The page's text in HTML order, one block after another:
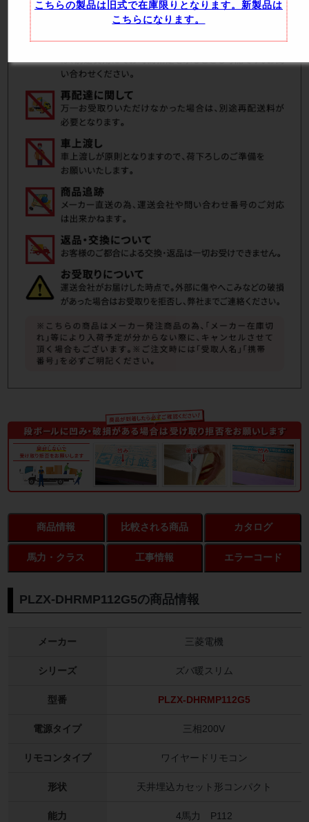
商品情報 比較される商品 カタログ
馬力・クラス 工事情報 エラーコード
PLZX-DHRMP112G5の商品情報
メーカー 三菱電機
シリーズ ズバ暖スリム
型番 PLZX-DHRMP112G5
電源タイプ 三相200V
リモコンタイプ ワイヤードリモコン
形状 天井埋込カセット形コンパクト
能力 4馬力 P112
こちらの製品は旧式で在庫限りとなります。新製品は
こちらになります。